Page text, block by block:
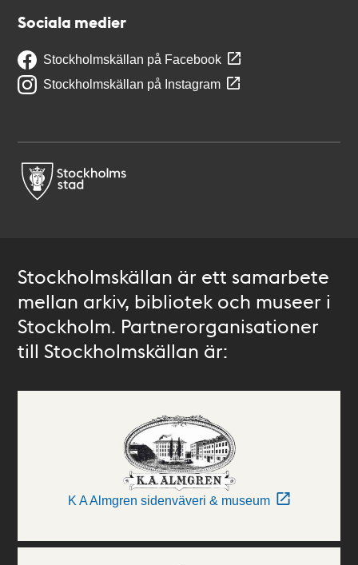
Sociala medier
Stockholmskällan på Facebook
Stockholmskällan på Instagram
Stockholmskällan är ett samarbete
mellan arkiv, bibliotek och museer i
Stockholm. Partnerorganisationer
till Stockholmskällan är:
K A Almgren sidenväveri & museum